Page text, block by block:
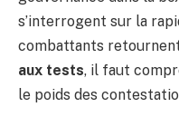
s’interrogent sur la
combattants
aux tests, il faut
le poids des